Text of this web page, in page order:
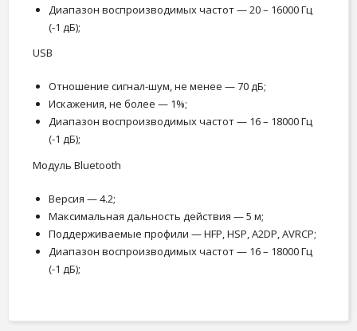
Диапазон воспроизводимых частот — 20 – 16000 Гц
(-1 дБ);
USB
Отношение сигнал-шум, не менее — 70 дБ;
Искажения, не более — 1%;
Диапазон воспроизводимых частот — 16 – 18000 Гц
(-1 дБ);
Модуль Bluetooth
Версия — 4.2;
Максимальная дальность действия — 5 м;
Поддерживаемые профили — HFP, HSP, A2DP, AVRCP;
Диапазон воспроизводимых частот — 16 – 18000 Гц
(-1 дБ);